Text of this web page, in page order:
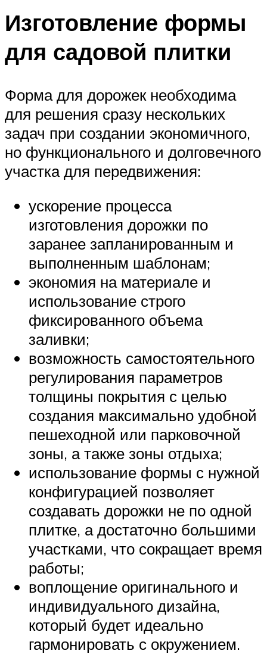
Изготовление формы
для садовой плитки
Форма для дорожек необходима
для решения сразу нескольких
задач при создании экономичного,
но функционального и долговечного
участка для передвижения:
ускорение процесса
изготовления дорожки по
заранее запланированным и
выполненным шаблонам;
экономия на материале и
использование строго
фиксированного объема
заливки;
возможность самостоятельного
регулирования параметров
толщины покрытия с целью
создания максимально удобной
пешеходной или парковочной
зоны, а также зоны отдыха;
использование формы с нужной
конфигурацией позволяет
создавать дорожки не по одной
плитке, а достаточно большими
участками, что сокращает время
работы;
воплощение оригинального и
индивидуального дизайна,
который будет идеально
гармонировать с окружением.